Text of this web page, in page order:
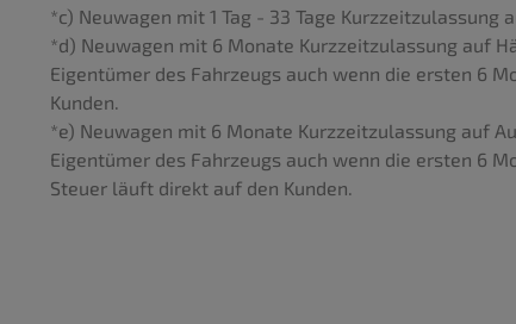
*c) Neuwagen mit 1 Tag - 33 Tage
*d) Neuwagen mit 6 Monate Kurzzeitzulassung auf
Eigentümer des Fahrzeugs auch wenn die ersten 6
Kunden.
*e) Neuwagen mit 6 Monate Kurzzeitzulassung auf
Eigentümer des Fahrzeugs auch wenn die ersten 6
Steuer läuft direkt auf den Kunden.